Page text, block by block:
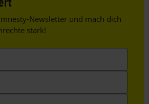
Newsletter und mach dich
stark!